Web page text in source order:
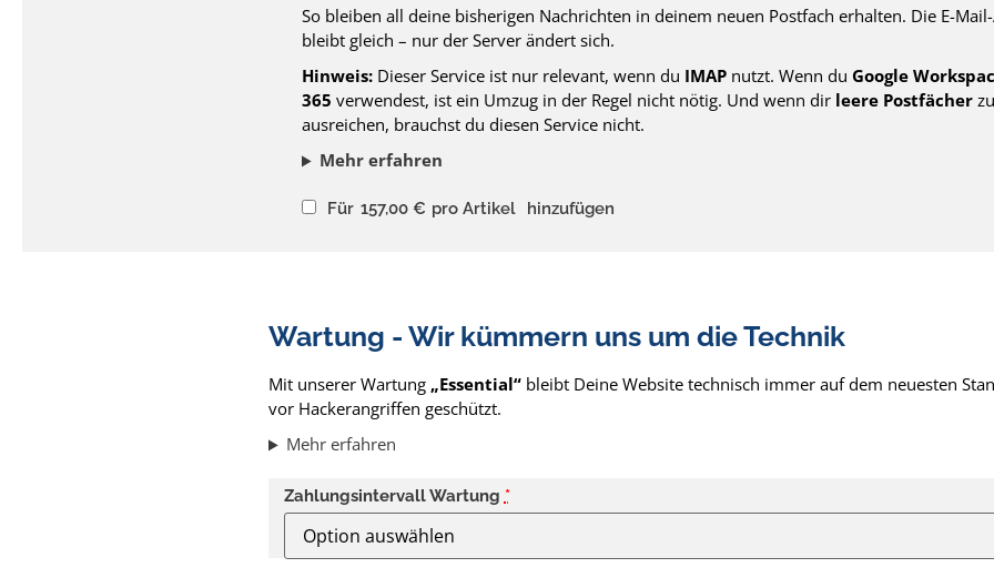
So bleiben all deine bisherigen Nachrichten in deinem neuen Postfach erhalten. Die E-
bleibt gleich – nur der Server ändert sich.
Hinweis: Dieser Service ist nur relevant, wenn du IMAP nutzt. Wenn du Google
365 verwendest, ist ein Umzug in der Regel nicht nötig. Und wenn dir leere Postfächer
ausreichen, brauchst du diesen Service nicht.
Mehr erfahren
Für 157,00 € pro Artikel hinzufügen
Wartung - Wir kümmern uns um die Technik
Mit unserer Wartung „Essential“ bleibt Deine Website technisch immer auf dem neuesten
vor Hackerangriffen geschützt.
Mehr erfahren
Zahlungsintervall Wartung *